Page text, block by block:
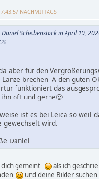
NACHMITTAGS
Scheibenstock in April 10,
aber für den
Lanze brechen. A den guten
funktioniert das
oft und gerne🙂
ist es bei Leica so weil
gewechselt wird.
Daniel
dich gemeint
als ich
und deine Bilder